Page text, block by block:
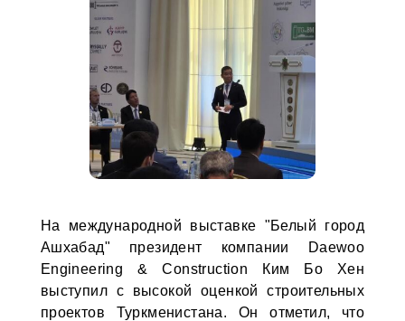
На международной выставке "Белый город
Ашхабад" президент компании Daewoo
Engineering & Construction Ким Бо Хен
выступил с высокой оценкой строительных
проектов Туркменистана. Он отметил, что